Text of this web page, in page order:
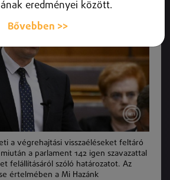
a végrehajtási visszaéléseket feltáró
a parlament 142 igen szavazattal
felállításáról szóló határozatot. Az
értelmében a Mi Hazánk
eredményei között.
Bővebben >>